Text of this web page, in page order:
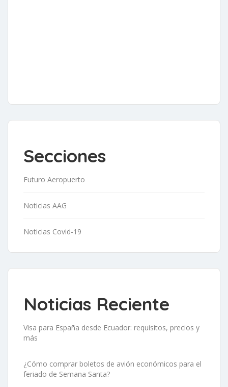
Secciones
Futuro Aeropuerto
Noticias AAG
Noticias Covid-19
Noticias Reciente
Visa para España desde Ecuador: requisitos, precios y
más
¿Cómo comprar boletos de avión económicos para el
feriado de Semana Santa?